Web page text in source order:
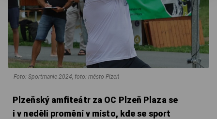
Foto: Sportmanie 2024, foto: město Plzeň
Plzeňský amfiteátr za OC Plzeň Plaza se
i v neděli promění v místo, kde se sport